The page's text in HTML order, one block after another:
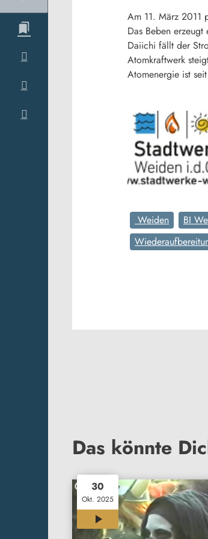
Am 11. März 2011
Das Beben
Daiichi fällt der
Atomkraftwerk
Atomenergie ist
Weiden BI
Das könnte
30
Okt. 2025